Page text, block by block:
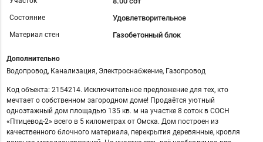
Состояние Удовлетворительное
Материал стен Газобетонный блок
Дополнительно
Водопровод, Канализация, Электроснабжение, Газопровод
Код объекта: 2154214. Исключительное предложение для тех, кто
мечтает о собственном загородном доме! Продаётся уютный
одноэтажный дом площадью 135 кв. м на участке 8 соток в СОСН
«Птицевод-2» всего в 5 километрах от Омска. Дом построен из
качественного блочного материала, перекрытия деревянные, кровля